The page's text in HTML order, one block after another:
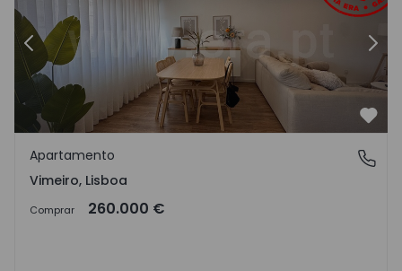
Anterior
Vimeiro, Lisboa
Apartamento
Vimeiro, Lisboa
Comprar 260.000 €